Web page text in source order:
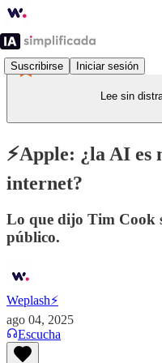
Suscribirse Iniciar sesión
Lee sin
⚡️Apple: ¿la AI es
internet?
Lo que dijo Tim Cook
público.
Weplash⚡️
ago 04, 2025
Escucha